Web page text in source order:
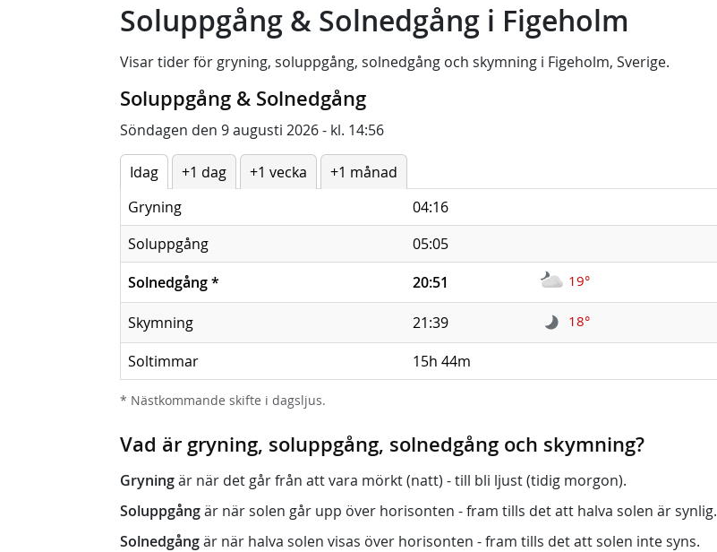
Soluppgång & Solnedgång i Figeholm
Visar tider för gryning, soluppgång, solnedgång och skymning i Figeholm, Sverige.
Soluppgång & Solnedgång
Söndagen den 9 augusti 2026 - kl. 14:56
Idag +1 dag +1 vecka
+1 månad
Gryning
04:16
Soluppgång
05:05
Solnedgång* 20:51 19°
Skymning 21:39 18°
Soltimmar 15h 44m
* Nästkommande skifte i dagsljus.
Vad är gryning, soluppgång, solnedgång och skymning?
Gryningär när det går från att vara mörkt (natt) - till bli ljust (tidig morgon).
Soluppgångär när solen går upp över horisonten - fram tills det att halva solen är synlig.
Solnedgångär när halva solen visas över horisonten - fram tills det att solen inte syns.